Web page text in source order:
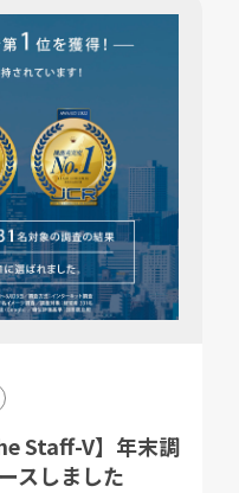
Staff-V】年末調
スしました